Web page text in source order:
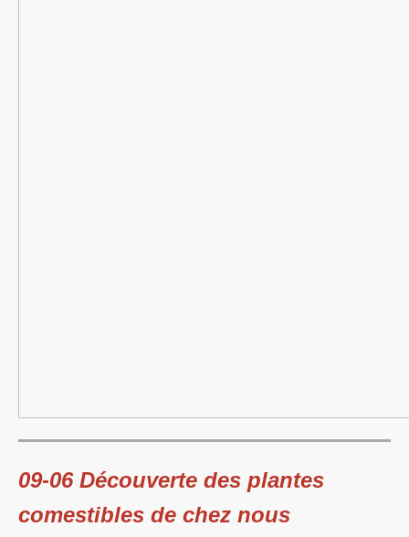
09-06 Découverte des plantes
comestibles de chez nous